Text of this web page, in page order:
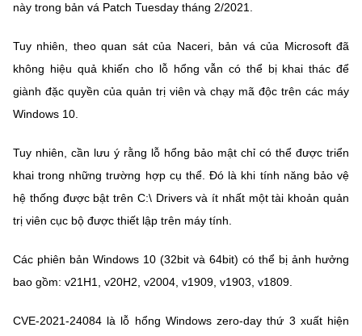
Vietnamese English
BỘ KHOA HỌC VÀ CÔNG NGHỆ
MINISTRY OF SCIENCE AND TECHNOLOGY
Điều khoản sử dụng Theo dõi MST:
Cơ quan chủ quản: Bộ Khoa học và Công nghệ (MST)
Chịu trách nhiệm nội dung: Nguyễn Thị Hải Hằng
Liên hệ
này trong bản vá Patch Tuesday tháng 2/2021.
Tuy nhiên, theo quan sát của Naceri, bản vá của Microsoft đã
không hiệu quả khiến cho lỗ hổng vẫn có thể bị khai thác để
giành đặc quyền của quản trị viên và chạy mã độc trên các máy
Windows 10.
Tuy nhiên, cần lưu ý rằng lỗ hổng bảo mật chỉ có thể được triển
khai trong những trường hợp cụ thể. Đó là khi tính năng bảo vệ
hệ thống được bật trên C:\ Drivers và ít nhất một tài khoản quản
trị viên cục bộ được thiết lập trên máy tính.
Các phiên bản Windows 10 (32bit và 64bit) có thể bị ảnh hưởng
bao gồm: v21H1, v20H2, v2004, v1909, v1903, v1809.
CVE-2021-24084 là lỗ hổng Windows zero-day thứ 3 xuất hiện